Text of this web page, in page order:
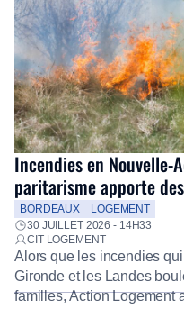
Incendies en
paritarisme apporte
salariés
BORDEAUX
LOGEMENT
30 JUILLET 2026 - 14H33
CIT LOGEMENT
Alors que les incendies
Gironde et les Landes
familles, Action Logement